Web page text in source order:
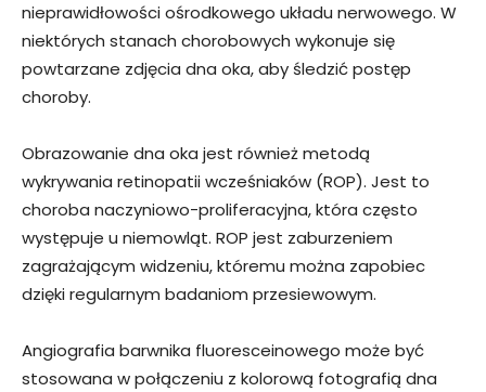
nieprawidłowości ośrodkowego układu nerwowego. W
niektórych stanach chorobowych wykonuje się
powtarzane zdjęcia dna oka, aby śledzić postęp
choroby.
Obrazowanie dna oka jest również metodą
wykrywania retinopatii wcześniaków (ROP). Jest to
choroba naczyniowo-proliferacyjna, która często
występuje u niemowląt. ROP jest zaburzeniem
zagrażającym widzeniu, któremu można zapobiec
dzięki regularnym badaniom przesiewowym.
Angiografia barwnika fluoresceinowego może być
stosowana w połączeniu z kolorową fotografią dna